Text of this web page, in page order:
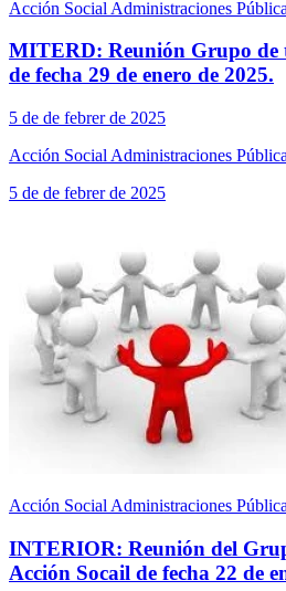
Acción Social Administraciones
MITERD: Reunión Grupo de
de fecha 29 de enero de 2025.
5 de de febrer de 2025
Acción Social Administraciones
5 de de febrer de 2025
Acción Social Administraciones
INTERIOR: Reunión del
Acción Socail de fecha 22 de